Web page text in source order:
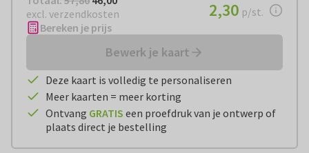
excl. verzendkosten
€ 2,30per stuk
2,30 p/st.
Bereken je prijs
Bewerk je kaart
Deze kaart is volledig te personaliseren
Meer kaarten = meer korting
Ontvang GRATIS een proefdruk van je ontwerp of
plaats direct je bestelling